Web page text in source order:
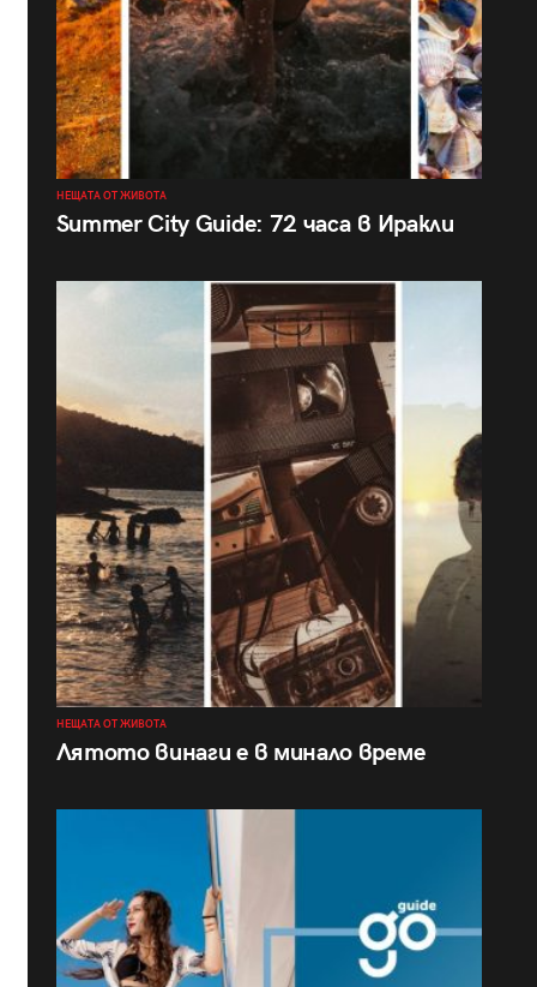
НЕЩАТА ОТ ЖИВОТА
Summer City Guide: 72 часа в Иракли
НЕЩАТА ОТ ЖИВОТА
Лятото винаги е в минало време